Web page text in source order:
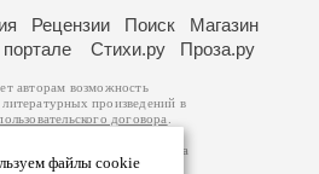
файлы cookie
Рецензии Поиск
Магазин
Стихи.ру Проза.ру
авторам возможность
произведений в
договора
принадлежат авторам
произведений возможна
к которому вы можете